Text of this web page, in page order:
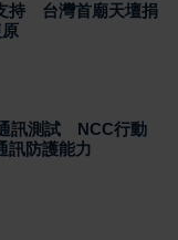
持 台灣首廟天壇捐
訊測試 NCC行動
訊防護能力